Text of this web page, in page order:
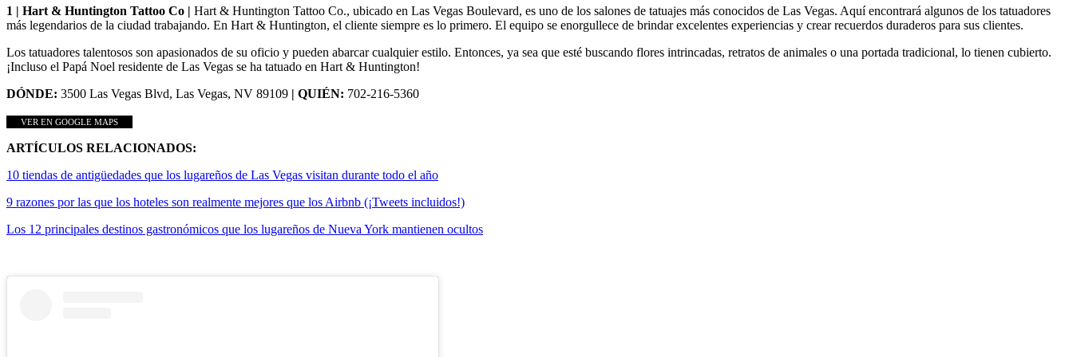
1 | Hart & Huntington Tattoo Co | Hart & Huntington Tattoo Co., ubicado en Las Vegas Boulevard, es uno de los salones de tatuajes más conocidos de Las Vegas. Aquí encontrará algunos de los tatuadores
más legendarios de la ciudad trabajando. En Hart & Huntington, el cliente siempre es lo primero. El equipo se enorgullece de brindar excelentes experiencias y crear recuerdos duraderos para sus clientes.
Los tatuadores talentosos son apasionados de su oficio y pueden abarcar cualquier estilo. Entonces, ya sea que esté buscando flores intrincadas, retratos de animales o una portada tradicional, lo tienen cubierto.
¡Incluso el Papá Noel residente de Las Vegas se ha tatuado en Hart & Huntington!
DÓNDE: 3500 Las Vegas Blvd, Las Vegas, NV 89109 | QUIÉN: 702-216-5360
VER EN GOOGLE MAPS
ARTÍCULOS RELACIONADOS:
10 tiendas de antigüedades que los lugareños de Las Vegas visitan durante todo el año
9 razones por las que los hoteles son realmente mejores que los Airbnb (¡Tweets incluidos!)
Los 12 principales destinos gastronómicos que los lugareños de Nueva York mantienen ocultos